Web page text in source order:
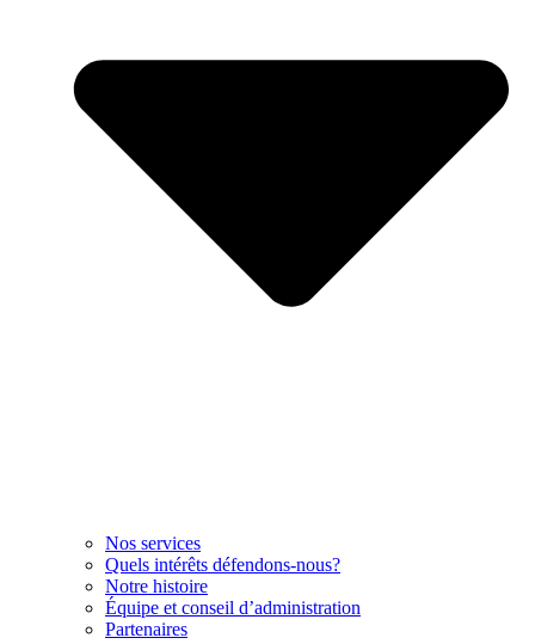
Nos services
Quels intérêts défendons-nous?
Notre histoire
Équipe et conseil d’administration
Partenaires